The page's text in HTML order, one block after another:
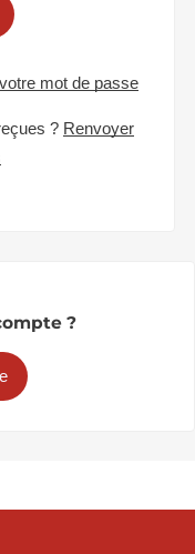
mot de passe
? Renvoyer
?